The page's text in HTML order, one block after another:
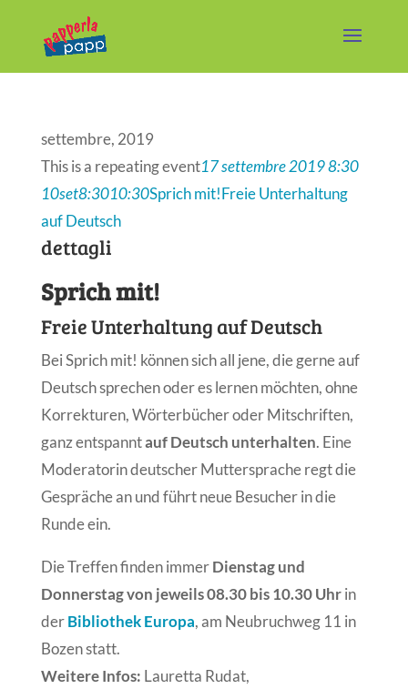
settembre, 2019
This is a repeating event17 settembre 2019 8:30
10set8:3010:30Sprich mit!Freie Unterhaltung
auf Deutsch
dettagli
Sprich mit!
Freie Unterhaltung auf Deutsch
Bei Sprich mit! können sich all jene, die gerne auf
Deutsch sprechen oder es lernen möchten, ohne
Korrekturen, Wörterbücher oder Mitschriften,
ganz entspanntauf Deutsch unterhalten. Eine
Moderatorin deutscher Muttersprache regt die
Gespräche an und führt neue Besucher in die
Runde ein.
Die Treffen finden immerDienstag und
Donnerstag von jeweils 08.30 bis 10.30 Uhrin
derBibliothek Europa, am Neubruchweg 11 in
Bozen statt.
Weitere Infos: Lauretta Rudat,